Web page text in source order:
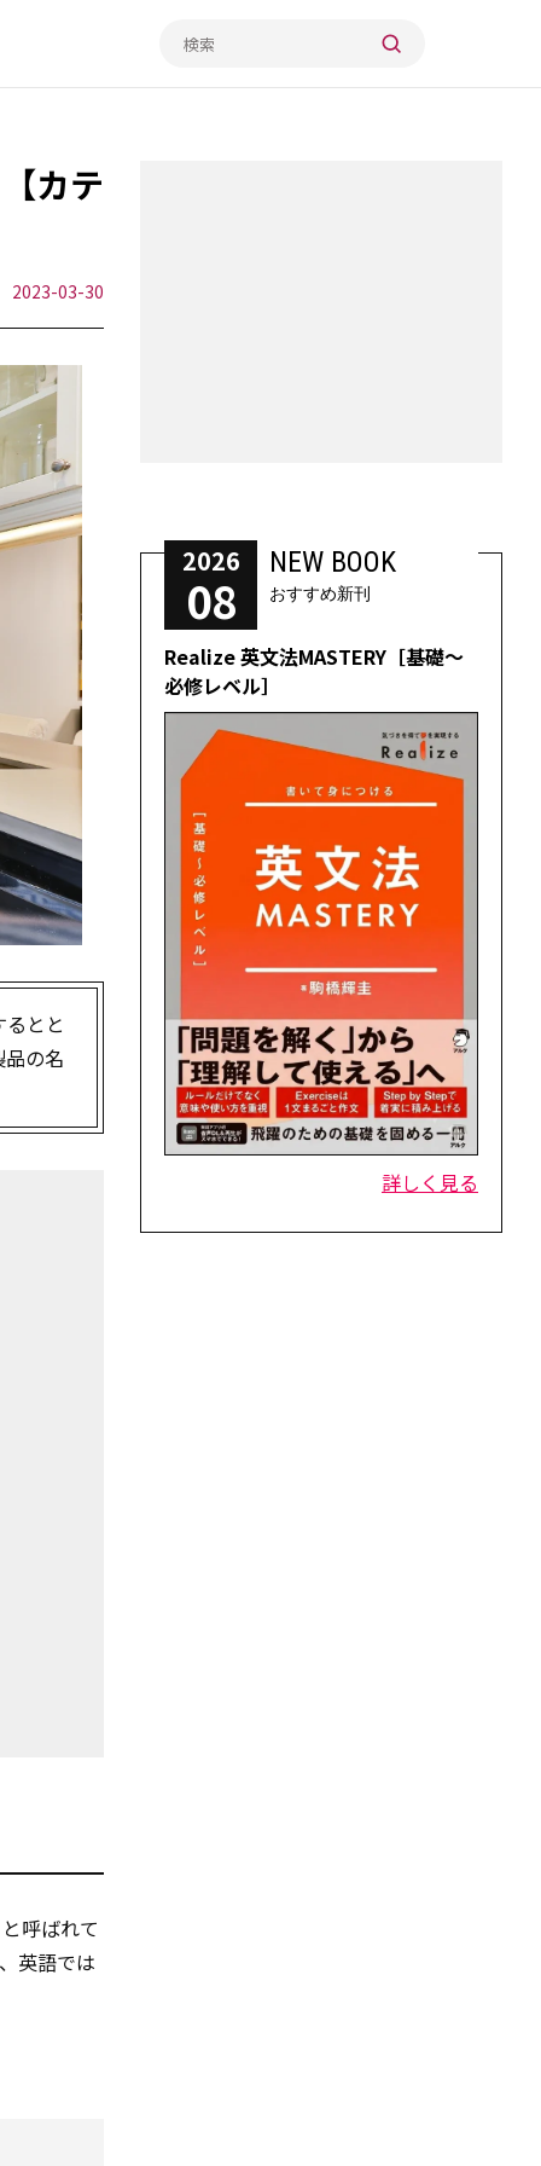
カテ
2023-03-30
とと
の名
呼ばれて
英語では
2026
08
NEW BOOK
おすすめ新刊
Realize 英文法MASTERY［基礎～
必修レベル］
詳しく見る